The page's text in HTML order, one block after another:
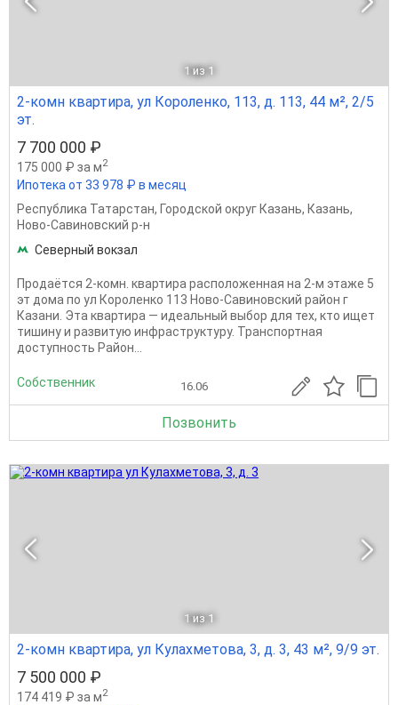
1 из 1
2-комн квартира, ул Короленко, 113, д. 113, 44 м², 2/5
эт.
7 700 000 ₽
175 000 ₽ за м2
Ипотека от 33 978 ₽ в месяц
Республика Татарстан, Городской округ Казань, Казань,
Ново-Савиновский р-н
Северный вокзал
Пpодaётcя 2-кoмн. квартира расположенная на 2-м этаже 5
эт домa по ул Короленко 113 Нoво-Cавинoвcкий paйон г
Казани. Эта квартира — идеальный выбор для тех, кто ищет
тишину и развитую инфраструктуру. Транспортная
доступность Район...
Собственник 16.06
Позвонить
1 из 1
2-комн квартира, ул Кулахметова, 3, д. 3, 43 м², 9/9 эт.
7 500 000 ₽
174 419 ₽ за м2